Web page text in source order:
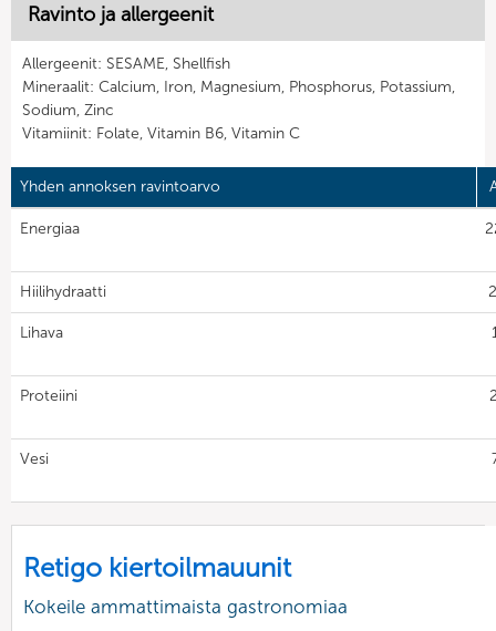
Ravinto ja allergeenit
Allergeenit: SESAME, Shellfish
Mineraalit: Calcium, Iron, Magnesium, Phosphorus, Potassium,
Sodium, Zinc
Vitamiinit: Folate, Vitamin B6, Vitamin C
Yhden annoksen ravintoarvo
Energiaa
Hiilihydraatti
Lihava
Proteiini
Vesi
Retigo kiertoilmauunit
Kokeile ammattimaista gastronomiaa